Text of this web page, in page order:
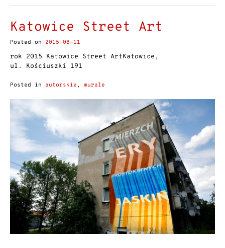
Katowice Street Art
Posted on 2015-08-11
rok 2015 Katowice Street ArtKatowice,
ul. Kościuszki 191
Posted in autorskie , murale